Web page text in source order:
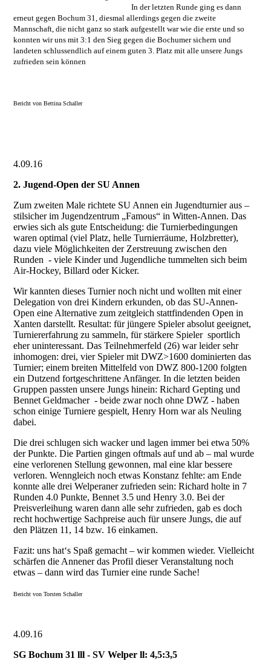
In der letzten Runde ging es dann
erneut gegen Bochum 31, diesmal allerdings gegen die zweite
Mannschaft, die nicht ganz so stark aufgestellt war wie die erste und so
konnten wir uns mit 3:1 den Sieg gegen die Bochumer sichern und
landeten schlussendlich auf einem guten 3. Platz mit alle unsere Jungs
zufrieden sein können
Bericht von Bettina Schaller
4.09.16
2. Jugend-Open der SU Annen
Zum zweiten Male richtete SU Annen ein Jugendturnier aus –
stilsicher im Jugendzentrum „Famous“ in Witten-Annen. Das
erwies sich als gute Entscheidung: die Turnierbedingungen
waren optimal (viel Platz, helle Turnierräume, Holzbretter),
dazu viele Möglichkeiten der Zerstreuung zwischen den
Runden - viele Kinder und Jugendliche tummelten sich beim
Air-Hockey, Billard oder Kicker.
Wir kannten dieses Turnier noch nicht und wollten mit einer
Delegation von drei Kindern erkunden, ob das SU-Annen-
Open eine Alternative zum zeitgleich stattfindenden Open in
Xanten darstellt. Resultat: für jüngere Spieler absolut geeignet,
Turniererfahrung zu sammeln, für stärkere Spieler sportlich
eher uninteressant. Das Teilnehmerfeld (26) war leider sehr
inhomogen: drei, vier Spieler mit DWZ>1600 dominierten das
Turnier; einem breiten Mittelfeld von DWZ 800-1200 folgten
ein Dutzend fortgeschrittene Anfänger. In die letzten beiden
Gruppen passten unsere Jungs hinein: Richard Gepting und
Bennet Geldmacher - beide zwar noch ohne DWZ - haben
schon einige Turniere gespielt, Henry Horn war als Neuling
dabei.
Die drei schlugen sich wacker und lagen immer bei etwa 50%
der Punkte. Die Partien gingen oftmals auf und ab – mal wurde
eine verlorenen Stellung gewonnen, mal eine klar bessere
verloren. Wenngleich noch etwas Konstanz fehlte: am Ende
konnte alle drei Welperaner zufrieden sein: Richard holte in 7
Runden 4.0 Punkte, Bennet 3.5 und Henry 3.0. Bei der
Preisverleihung waren dann alle sehr zufrieden, gab es doch
recht hochwertige Sachpreise auch für unsere Jungs, die auf
den Plätzen 11, 14 bzw. 16 einkamen.
Fazit: uns hat‘s Spaß gemacht – wir kommen wieder. Vielleicht
schärfen die Annener das Profil dieser Veranstaltung noch
etwas – dann wird das Turnier eine runde Sache!
Bericht von Torsten Schaller
4.09.16
SG Bochum 31 lll - SV Welper ll: 4,5:3,5